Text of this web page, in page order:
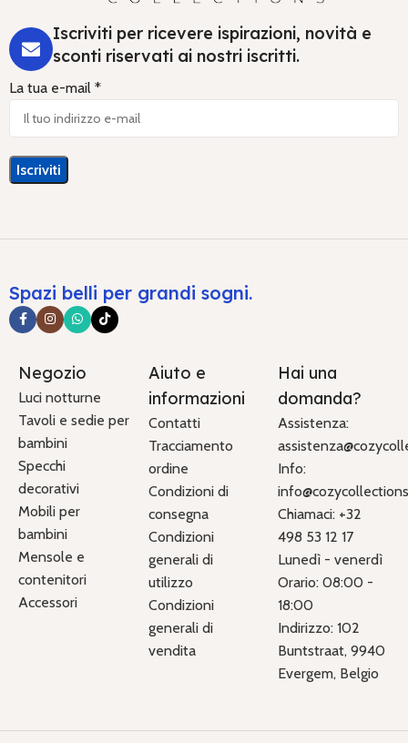
Iscriviti per ricevere ispirazioni, novità e
sconti riservati ai nostri iscritti.
La tua e-mail *
Spazi belli per grandi sogni.
Negozio
Luci notturne
Tavoli e sedie per
bambini
Specchi
decorativi
Mobili per
bambini
Mensole e
contenitori
Accessori
Aiuto e
informazioni
Contatti
Tracciamento
ordine
Condizioni di
consegna
Condizioni
generali di
utilizzo
Condizioni
generali di
vendita
Hai una
domanda?
Assistenza:
Info:
Chiamaci: +32
498 53 12 17
Lunedì - venerdì
Orario: 08:00 -
18:00
Indirizzo: 102
Buntstraat, 9940
Evergem, Belgio